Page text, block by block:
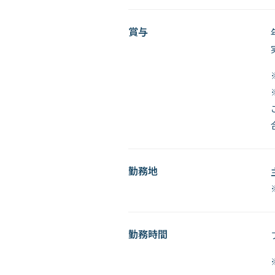
賞与
勤務地
勤務時間